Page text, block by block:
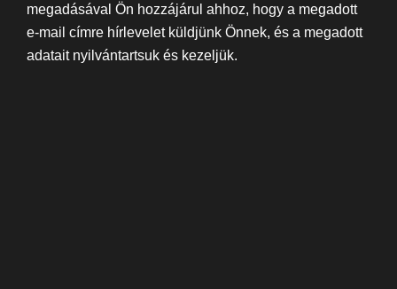
megadásával Ön hozzájárul ahhoz, hogy a megadott
e-mail címre hírlevelet küldjünk Önnek, és a megadott
adatait nyilvántartsuk és kezeljük.